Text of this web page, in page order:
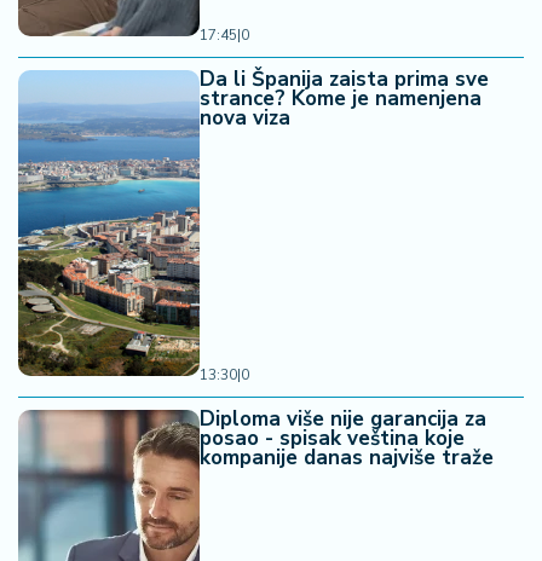
17:45|0
Da li Španija zaista prima sve
strance? Kome je namenjena
nova viza
13:30|0
Diploma više nije garancija za
posao - spisak veština koje
kompanije danas najviše traže